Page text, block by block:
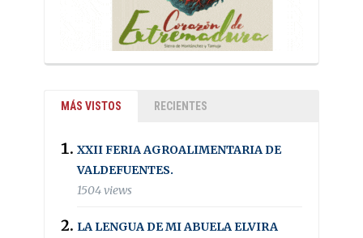
MÁS VISTOS RECIENTES
XXII FERIA AGROALIMENTARIA DE
VALDEFUENTES.
1504 views
LA LENGUA DE MI ABUELA ELVIRA